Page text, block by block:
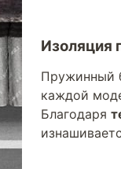
Изоляция
Пружинный
каждой
Благодаря